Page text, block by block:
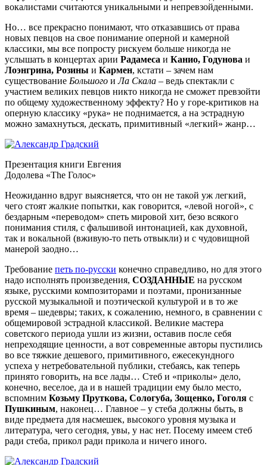
вокалистами считаются уникальными и непревзойденными.
Но… все прекрасно понимают, что отказавшись от права
новых певцов на свое понимание оперной и камерной
классики, мы все попросту рискуем больше никогда не
услышать в концертах арии Радамеса и Канио, Годунова и
Лоэнгрина, Розины и Кармен, кстати – зачем нам
существование Большого иЛа Скала – ведь спектакли с
участием великих певцов никто никогда не сможет превзойти
по общему художественному эффекту? Но у горе-критиков на
оперную классику «рука» не поднимается, а на эстрадную
можно замахнуться, дескать, примитивный «легкий» жанр…
Презентация книги Евгения
Додолева «The Голос»
Неожиданно вдруг выясняется, что он не такой уж легкий,
чего стоят жалкие попытки, как говорится, «левой ногой», с
бездарным «переводом» спеть мировой хит, безо всякого
понимания стиля, с фальшивой интонацией, как духовной,
так и вокальной (вживую-то петь отвыкли) и с чудовищной
манерой заодно…
Требование петь по-русски конечно справедливо, но для этого
надо исполнять произведения, СОЗДАННЫЕ на русском
языке, русскими композиторами и поэтами, пронизанные
русской музыкальной и поэтической культурой и в то же
время – шедевры; таких, к сожалению, немного, в сравнении с
общемировой эстрадной классикой. Великие мастера
советского периода ушли из жизни, оставив после себя
непреходящие ценности, а вот современные авторы пустились
во все тяжкие дешевого, примитивного, ежесекундного
успеха у нетребовательной публики, стебаясь, как теперь
принято говорить, на все лады… Стеб и «приколы» дело,
конечно, веселое, да и в нашей традиции ему было место,
вспомним Козьму Пруткова, Сологуба, Зощенко, Гоголя с
Пушкиным, наконец… Главное – у стеба должны быть, в
виде предмета для насмешек, высокого уровня музыка и
литература, чего сегодня, увы, у нас нет. Посему имеем стеб
ради стеба, прикол ради прикола и ничего иного.